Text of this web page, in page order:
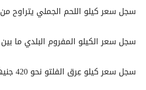
سجل سعر كيلو اللحم الجملي يتراوح من 350 إلى 370 جنيهًا.
سجل سعر الكيلو المفروم البلدي ما بين 330 و460 جنيهًا.
سجل سعر كيلو عِرق الفلتو نحو 420 جنيهًا.